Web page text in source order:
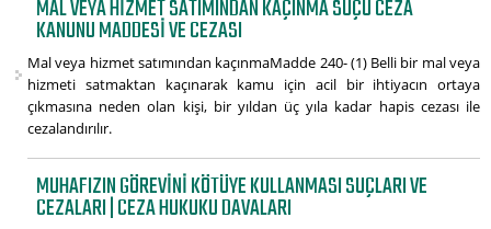
MAL VEYA HIZMET SATIMINDAN KAÇINMA SUÇU CEZA
KANUNU MADDESI VE CEZASI
Mal veya hizmet satımından kaçınmaMadde 240- (1) Belli bir mal veya
hizmeti satmaktan kaçınarak kamu için acil bir ihtiyacın ortaya
çıkmasına neden olan kişi, bir yıldan üç yıla kadar hapis cezası ile
cezalandırılır.
MUHAFIZIN GÖREVINI KÖTÜYE KULLANMASI SUÇLARI VE
CEZALARI | CEZA HUKUKU DAVALARI